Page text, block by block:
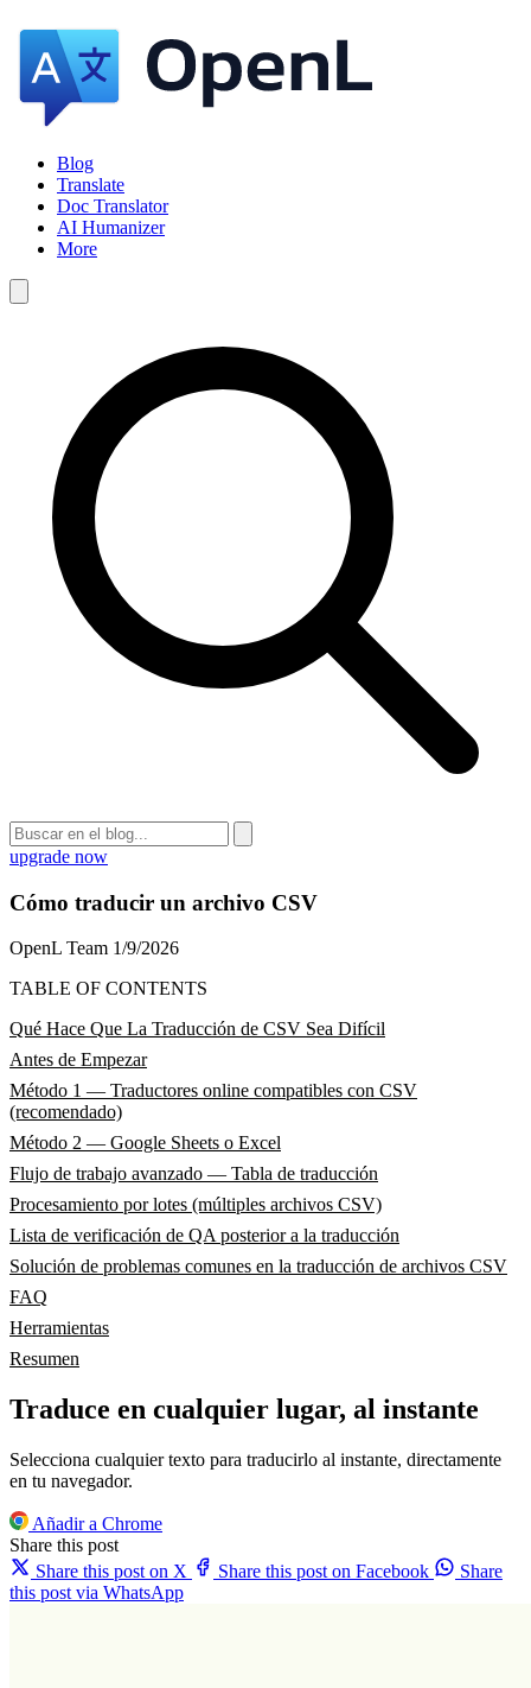
Blog
Translate
Doc Translator
AI Humanizer
More
upgrade now
Cómo traducir un archivo CSV
OpenL Team 1/9/2026
TABLE OF CONTENTS
Qué Hace Que La Traducción de CSV Sea Difícil
Antes de Empezar
Método 1 — Traductores online compatibles con CSV
(recomendado)
Método 2 — Google Sheets o Excel
Flujo de trabajo avanzado — Tabla de traducción
Procesamiento por lotes (múltiples archivos CSV)
Lista de verificación de QA posterior a la traducción
Solución de problemas comunes en la traducción de archivos CSV
FAQ
Herramientas
Resumen
Traduce en cualquier lugar, al instante
Selecciona cualquier texto para traducirlo al instante, directamente
en tu navegador.
Añadir a Chrome
Share this post
Share this post on X
Share this post on Facebook
Share
this post via WhatsApp